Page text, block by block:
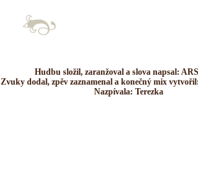
Hudbu složil, zaranžoval a slova napsal:
Zvuky dodal, zpěv zaznamenal a konečný mix
Nazpívala: Terezka